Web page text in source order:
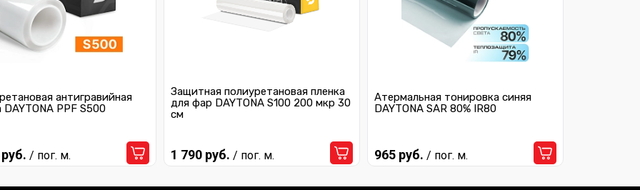
антигравийная
DAYTONA PPF S500
/ пог. м.
Защитная полиуретановая пленка
для фар DAYTONA S100 200 мкр 30
см
1 790 руб. / пог. м.
Атермальная тонировка синяя
DAYTONA SAR 80% IR80
965 руб. / пог. м.